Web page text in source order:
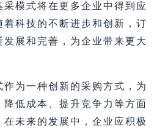
采模式将在更多企业中得到应
着科技的不断进步和创新，订
展和完善，为企业带来更大
为一种创新的采购方式，为
低成本、提升竞争力等方面
未来的发展中，企业应积极